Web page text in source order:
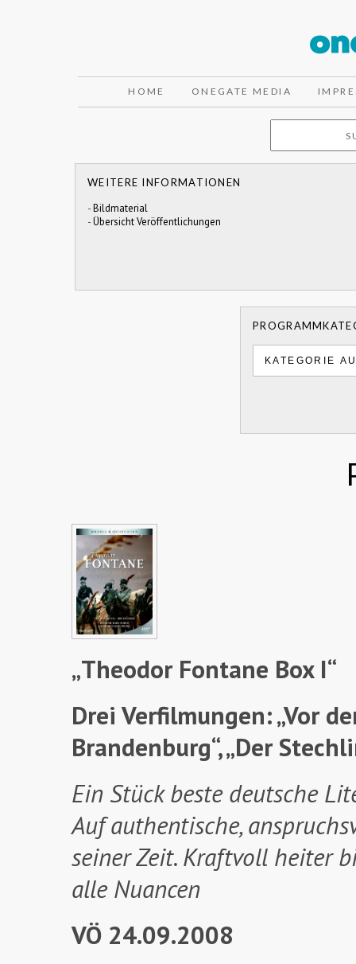
HOME ONEGATE MEDIA
WEITERE INFORMATIONEN
-Bildmaterial
-Übersicht Veröffentlichungen
„Theodor Fontane Box I“
Drei Verfilmungen: „Vor
Brandenburg“, „Der
Ein Stück beste deutsche
Auf authentische,
seiner Zeit. Kraftvoll heiter
alle Nuancen
VÖ 24.09.2008